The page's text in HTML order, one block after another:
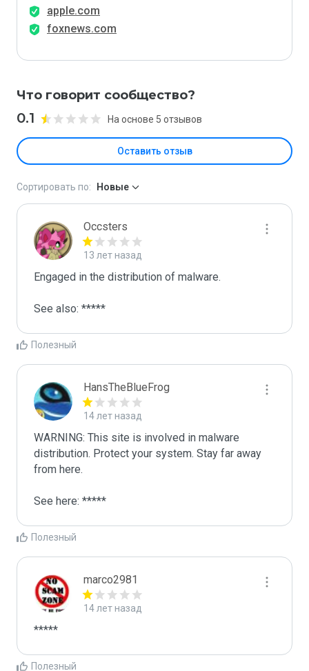
apple.com
foxnews.com
Что говорит сообщество?
0.1 На основе 5 отзывов
Оставить отзыв
Сортировать по: Новые
Occsters
13 лет назад
Engaged in the distribution of malware.
See also: *****
Полезный
HansTheBlueFrog
14 лет назад
WARNING: This site is involved in malware
distribution. Protect your system. Stay far away
from here.
See here: *****
Полезный
marco2981
14 лет назад
*****
Полезный